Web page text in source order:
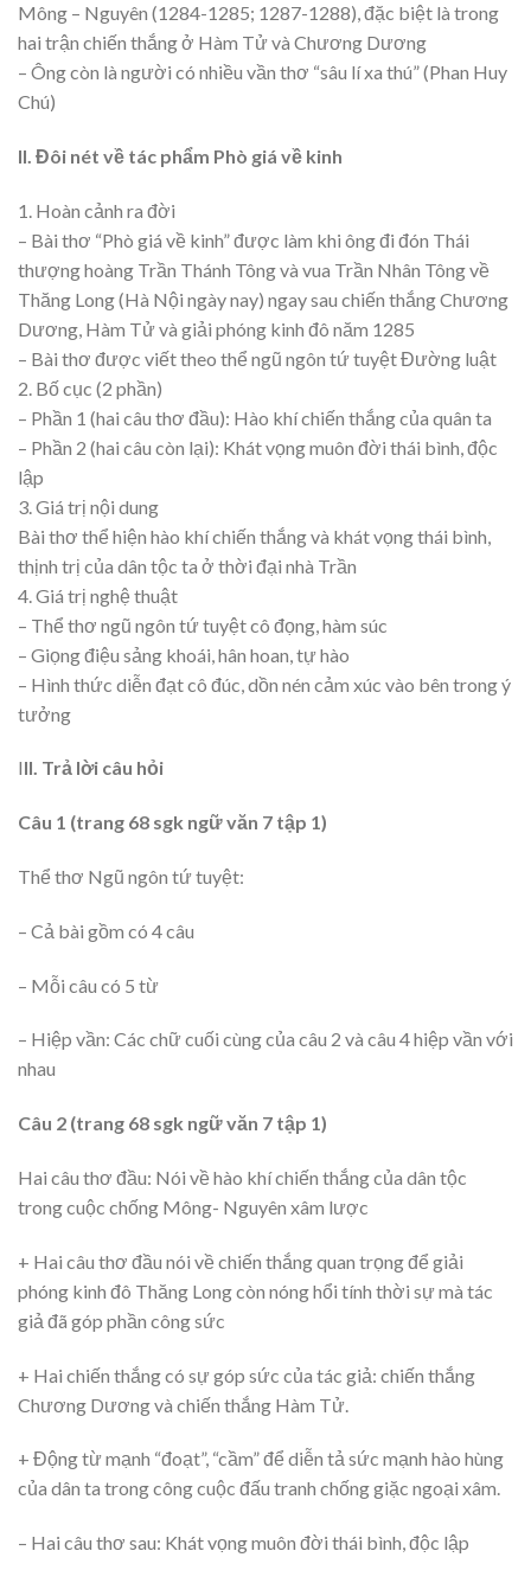
Mông – Nguyên (1284-1285; 1287-1288), đặc biệt là trong
hai trận chiến thắng ở Hàm Tử và Chương Dương
– Ông còn là người có nhiều vần thơ “sâu lí xa thú” (Phan Huy
Chú)
II. Đôi nét về tác phẩm Phò giá về kinh
1. Hoàn cảnh ra đời
– Bài thơ “Phò giá về kinh” được làm khi ông đi đón Thái
thượng hoàng Trần Thánh Tông và vua Trần Nhân Tông về
Thăng Long (Hà Nội ngày nay) ngay sau chiến thắng Chương
Dương, Hàm Tử và giải phóng kinh đô năm 1285
– Bài thơ được viết theo thể ngũ ngôn tứ tuyệt Đường luật
2. Bố cục (2 phần)
– Phần 1 (hai câu thơ đầu): Hào khí chiến thắng của quân ta
– Phần 2 (hai câu còn lại): Khát vọng muôn đời thái bình, độc
lập
3. Giá trị nội dung
Bài thơ thể hiện hào khí chiến thắng và khát vọng thái bình,
thịnh trị của dân tộc ta ở thời đại nhà Trần
4. Giá trị nghệ thuật
– Thể thơ ngũ ngôn tứ tuyệt cô đọng, hàm súc
– Giọng điệu sảng khoái, hân hoan, tự hào
– Hình thức diễn đạt cô đúc, dồn nén cảm xúc vào bên trong ý
tưởng
III. Trả lời câu hỏi
Câu 1 (trang 68 sgk ngữ văn 7 tập 1)
Thể thơ Ngũ ngôn tứ tuyệt:
– Cả bài gồm có 4 câu
– Mỗi câu có 5 từ
– Hiệp vần: Các chữ cuối cùng của câu 2 và câu 4 hiệp vần với
nhau
Câu 2 (trang 68 sgk ngữ văn 7 tập 1)
Hai câu thơ đầu: Nói về hào khí chiến thắng của dân tộc
trong cuộc chống Mông- Nguyên xâm lược
+ Hai câu thơ đầu nói về chiến thắng quan trọng để giải
phóng kinh đô Thăng Long còn nóng hổi tính thời sự mà tác
giả đã góp phần công sức
+ Hai chiến thắng có sự góp sức của tác giả: chiến thắng
Chương Dương và chiến thắng Hàm Tử.
+ Động từ mạnh “đoạt”, “cầm” để diễn tả sức mạnh hào hùng
của dân ta trong công cuộc đấu tranh chống giặc ngoại xâm.
– Hai câu thơ sau: Khát vọng muôn đời thái bình, độc lập